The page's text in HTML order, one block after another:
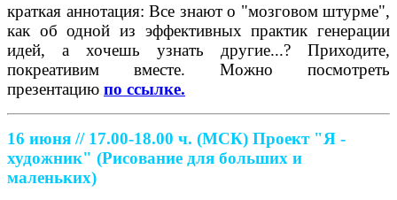
краткая аннотация: Все знают о "мозговом штурме",
как об одной из эффективных практик генерации
идей, а хочешь узнать другие...? Приходите,
покреативим вместе. Можно посмотреть
презентацию по ссылке.
16 июня // 17.00-18.00 ч. (МСК) Проект "Я -
художник" (Рисование для больших и
маленьких)